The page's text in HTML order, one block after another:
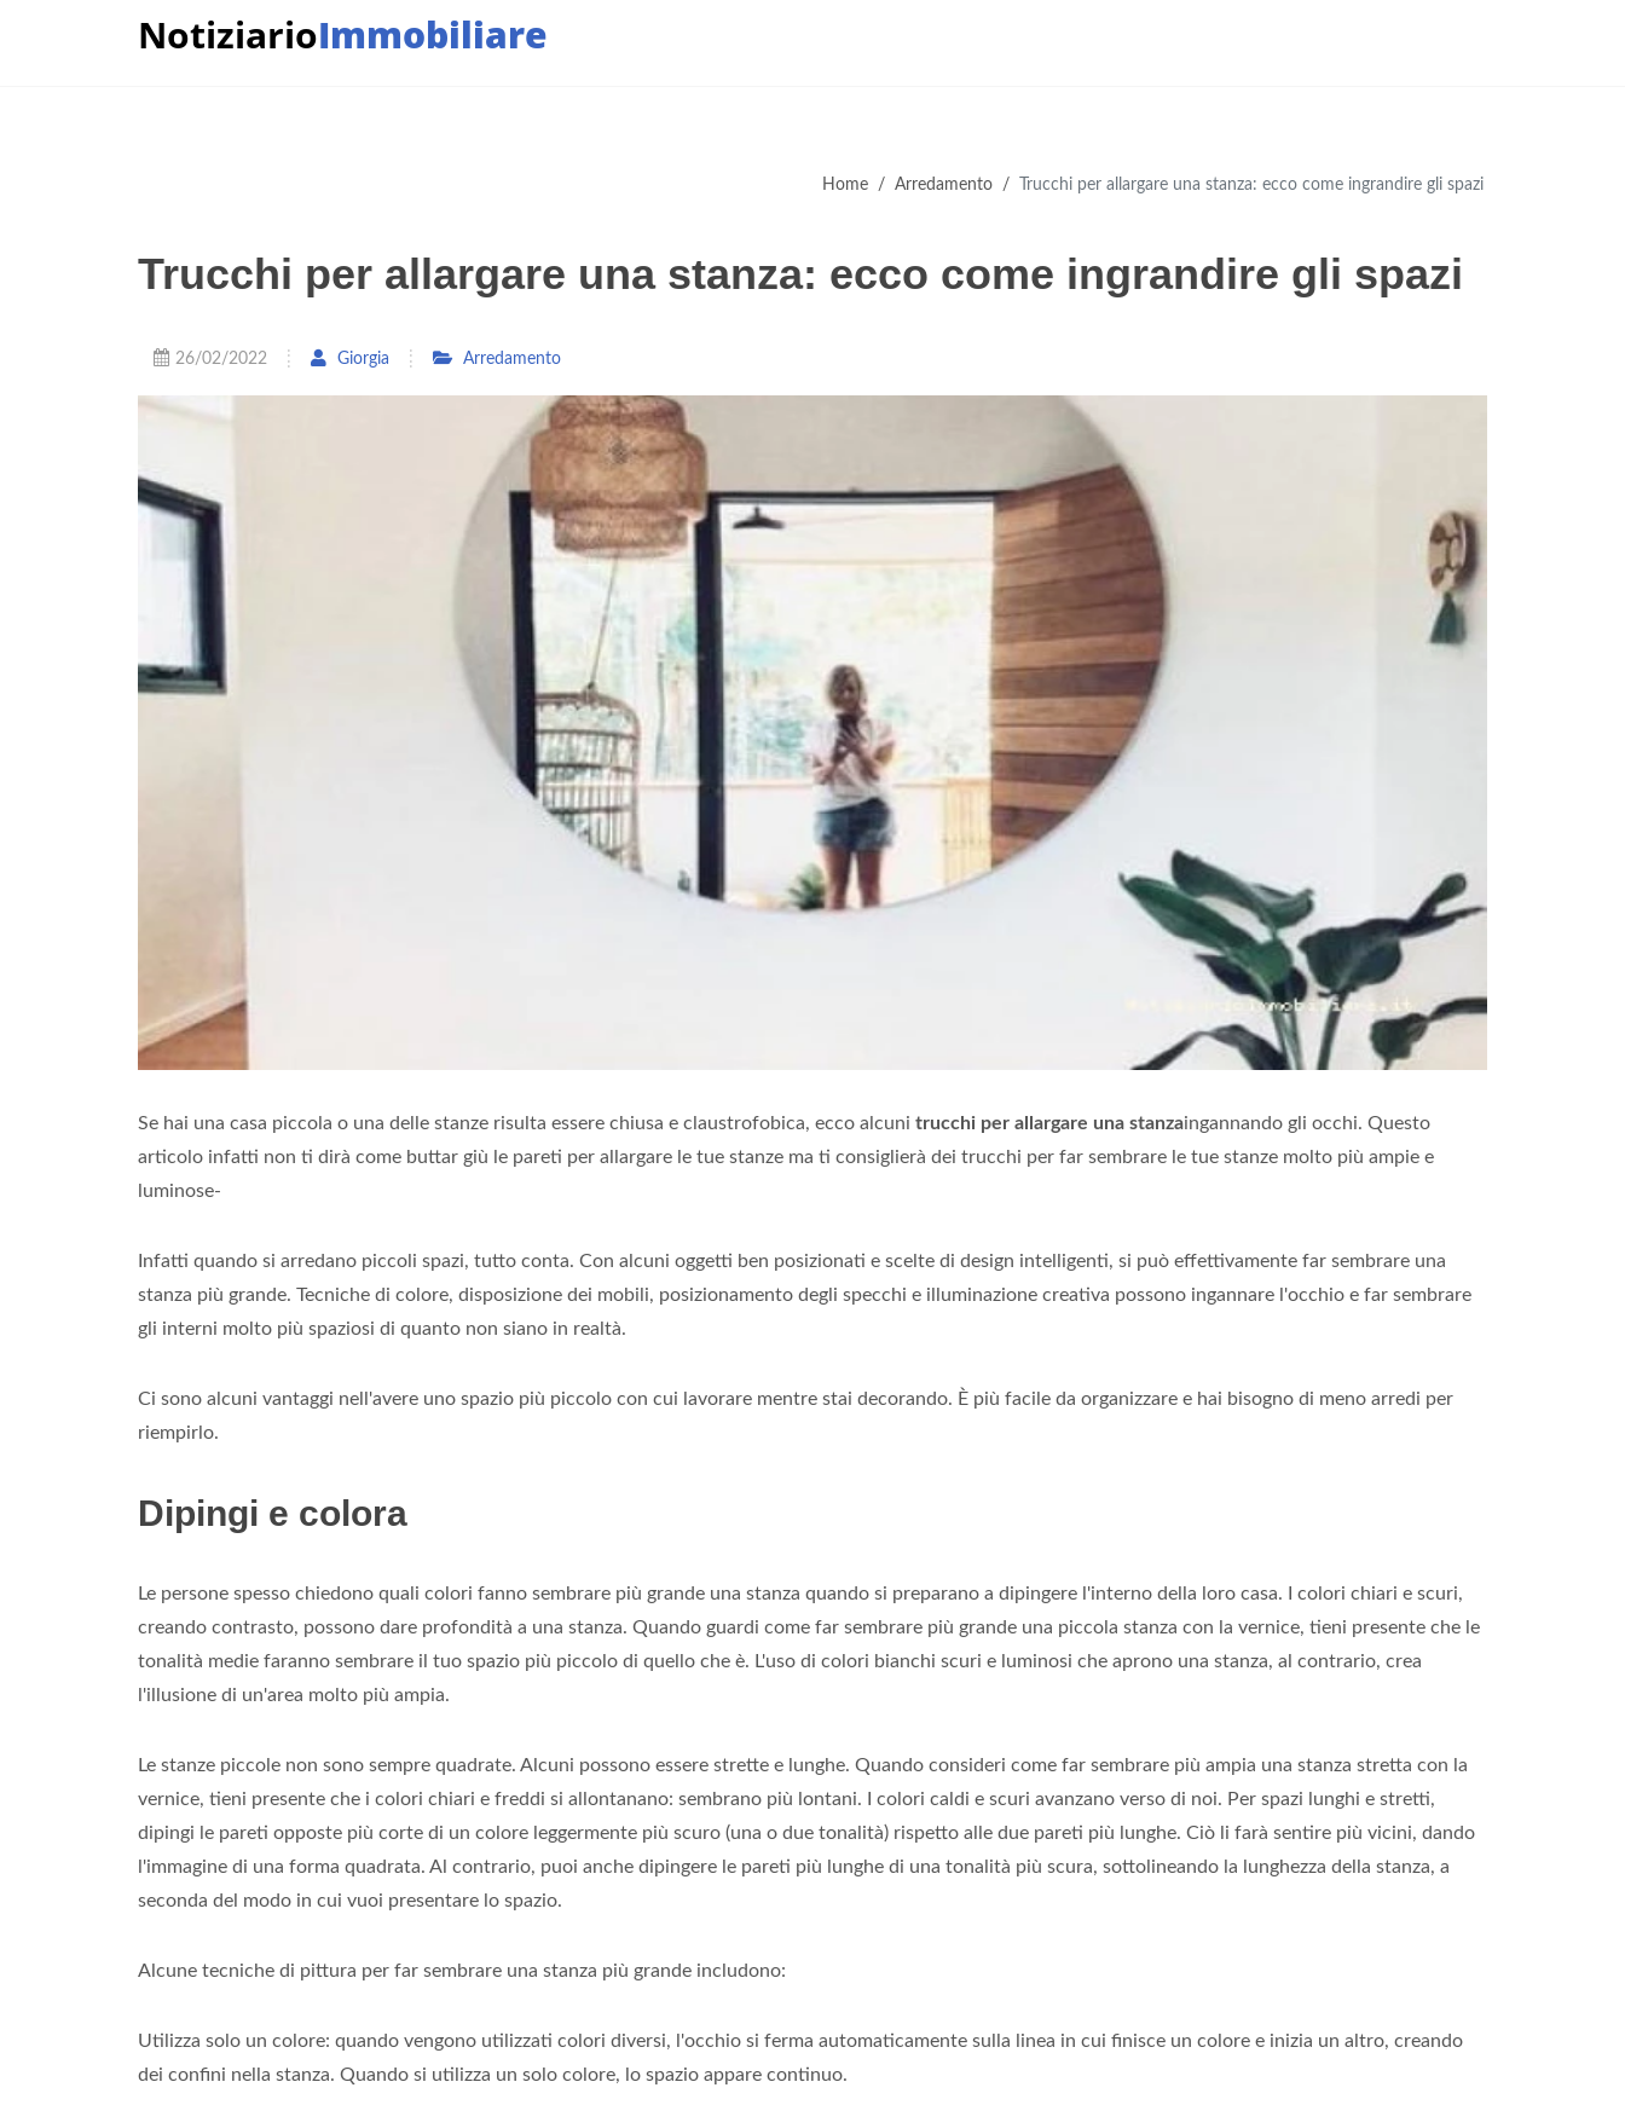
NotiziarioImmobiliare
Home / Arredamento / Trucchi per allargare una stanza: ecco come ingrandire gli spazi
Trucchi per allargare una stanza: ecco come ingrandire gli spazi
26/02/2022 Giorgia Arredamento
Se hai una casa piccola o una delle stanze risulta essere chiusa e claustrofobica, ecco alcuni trucchi per allargare una stanzaingannando gli occhi. Questo
articolo infatti non ti dirà come buttar giù le pareti per allargare le tue stanze ma ti consiglierà dei trucchi per far sembrare le tue stanze molto più ampie e
luminose-
Infatti quando si arredano piccoli spazi, tutto conta. Con alcuni oggetti ben posizionati e scelte di design intelligenti, si può effettivamente far sembrare una
stanza più grande. Tecniche di colore, disposizione dei mobili, posizionamento degli specchi e illuminazione creativa possono ingannare l'occhio e far sembrare
gli interni molto più spaziosi di quanto non siano in realtà.
Ci sono alcuni vantaggi nell'avere uno spazio più piccolo con cui lavorare mentre stai decorando. È più facile da organizzare e hai bisogno di meno arredi per
riempirlo.
Dipingi e colora
Le persone spesso chiedono quali colori fanno sembrare più grande una stanza quando si preparano a dipingere l'interno della loro casa. I colori chiari e scuri,
creando contrasto, possono dare profondità a una stanza. Quando guardi come far sembrare più grande una piccola stanza con la vernice, tieni presente che le
tonalità medie faranno sembrare il tuo spazio più piccolo di quello che è. L'uso di colori bianchi scuri e luminosi che aprono una stanza, al contrario, crea
l'illusione di un'area molto più ampia.
Le stanze piccole non sono sempre quadrate. Alcuni possono essere strette e lunghe. Quando consideri come far sembrare più ampia una stanza stretta con la
vernice, tieni presente che i colori chiari e freddi si allontanano: sembrano più lontani. I colori caldi e scuri avanzano verso di noi. Per spazi lunghi e stretti,
dipingi le pareti opposte più corte di un colore leggermente più scuro (una o due tonalità) rispetto alle due pareti più lunghe. Ciò li farà sentire più vicini, dando
l'immagine di una forma quadrata. Al contrario, puoi anche dipingere le pareti più lunghe di una tonalità più scura, sottolineando la lunghezza della stanza, a
seconda del modo in cui vuoi presentare lo spazio.
Alcune tecniche di pittura per far sembrare una stanza più grande includono:
Utilizza solo un colore: quando vengono utilizzati colori diversi, l'occhio si ferma automaticamente sulla linea in cui finisce un colore e inizia un altro, creando
dei confini nella stanza. Quando si utilizza un solo colore, lo spazio appare continuo.